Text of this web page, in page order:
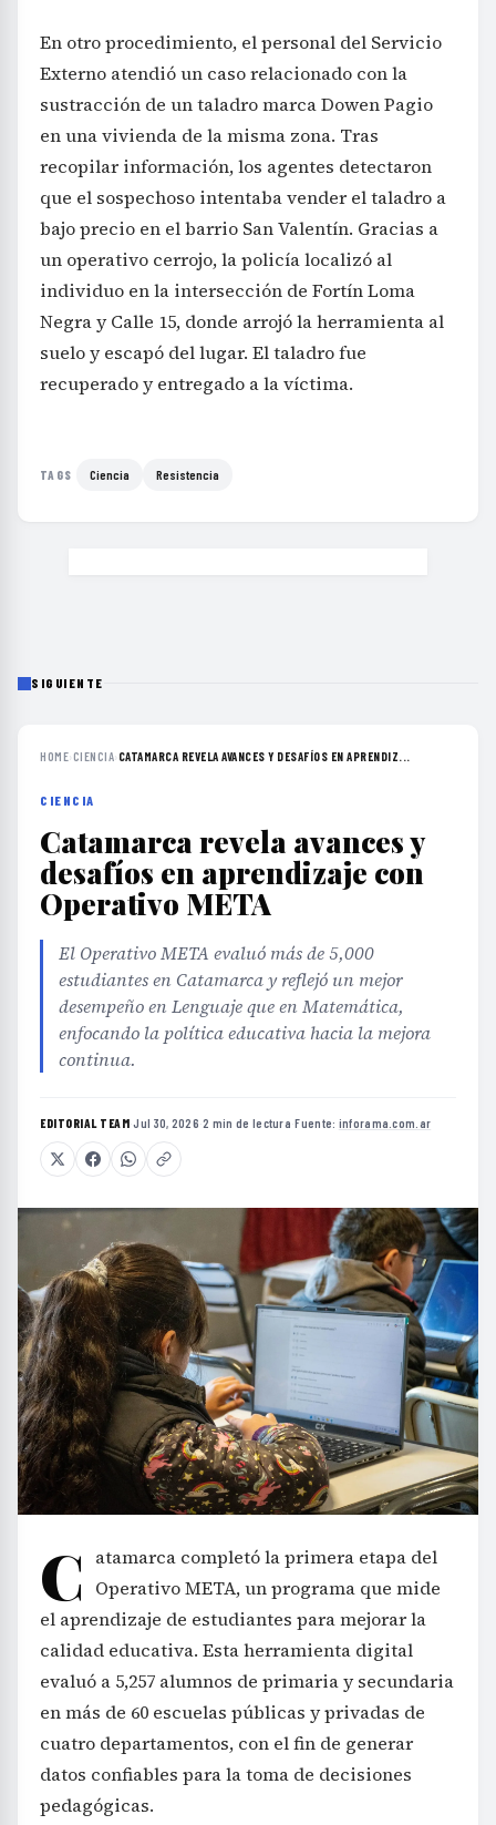
En otro procedimiento, el personal del Servicio
Externo atendió un caso relacionado con la
sustracción de un taladro marca Dowen Pagio
en una vivienda de la misma zona. Tras
recopilar información, los agentes detectaron
que el sospechoso intentaba vender el taladro a
bajo precio en el barrio San Valentín. Gracias a
un operativo cerrojo, la policía localizó al
individuo en la intersección de Fortín Loma
Negra y Calle 15, donde arrojó la herramienta al
suelo y escapó del lugar. El taladro fue
recuperado y entregado a la víctima.
TAGS Ciencia Resistencia
SIGUIENTE
HOME›CIENCIA› CATAMARCA REVELA AVANCES Y DESAFÍOS EN APRENDIZ...
CIENCIA
Catamarca revela avances y
desafíos en aprendizaje con
Operativo META
El Operativo META evaluó más de 5,000
estudiantes en Catamarca y reflejó un mejor
desempeño en Lenguaje que en Matemática,
enfocando la política educativa hacia la mejora
continua.
EDITORIAL TEAM·Jul 30, 2026·2 min de lectura·Fuente: inforama.com.ar
C
atamarca completó la primera etapa del
Operativo META, un programa que mide
el aprendizaje de estudiantes para mejorar la
calidad educativa. Esta herramienta digital
evaluó a 5,257 alumnos de primaria y secundaria
en más de 60 escuelas públicas y privadas de
cuatro departamentos, con el fin de generar
datos confiables para la toma de decisiones
pedagógicas.